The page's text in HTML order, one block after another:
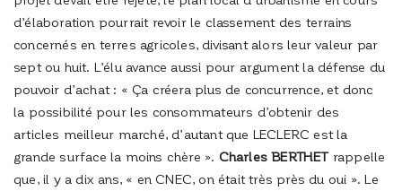
d’élaboration pourrait revoir le classement des terrains
concernés en terres agricoles, divisant alors leur valeur par
sept ou huit. L’élu avance aussi pour argument la défense du
pouvoir d’achat : « Ça créera plus de concurrence, et donc
la possibilité pour les consommateurs d’obtenir des
articles meilleur marché, d’autant que LECLERC est la
grande surface la moins chère ». Charles BERTHET rappelle
que, il y a dix ans, « en CNEC, on était très près du oui ». Le